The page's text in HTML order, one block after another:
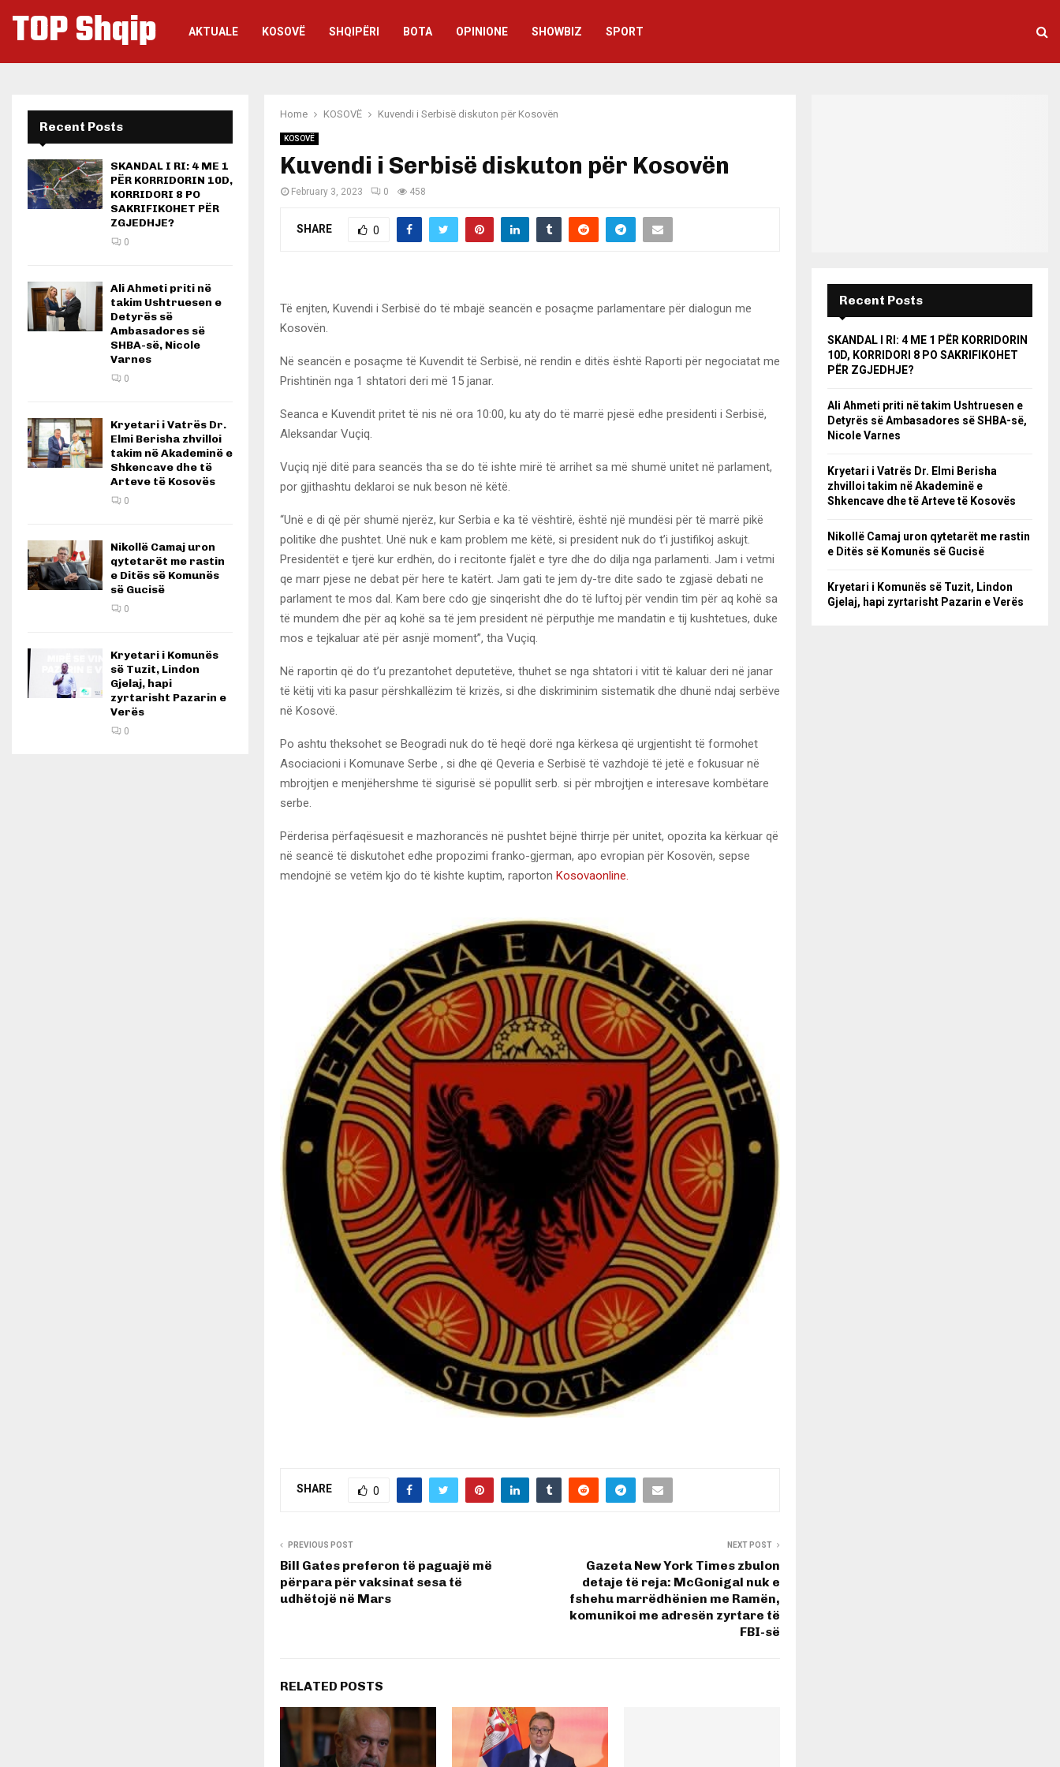
TOP Shqip AKTUALE KOSOVË SHQIPËRI BOTA OPINIONE SHOWBIZ SPORT
Home KOSOVË Kuvendi i Serbisë diskuton për Kosovën
KOSOVË
Kuvendi i Serbisë diskuton për Kosovën
February 3, 2023 0 458
SHARE 0
Të enjten, Kuvendi i Serbisë do të mbajë seancën e posaçme parlamentare për dialogun me
Kosovën.
Në seancën e posaçme të Kuvendit të Serbisë, në rendin e ditës është Raporti për negociatat me
Prishtinën nga 1 shtatori deri më 15 janar.
Seanca e Kuvendit pritet të nis në ora 10:00, ku aty do të marrë pjesë edhe presidenti i Serbisë,
Aleksandar Vuçiq.
Vuçiq një ditë para seancës tha se do të ishte mirë të arrihet sa më shumë unitet në parlament,
por gjithashtu deklaroi se nuk beson në këtë.
“Unë e di që për shumë njerëz, kur Serbia e ka të vështirë, është një mundësi për të marrë pikë
politike dhe pushtet. Unë nuk e kam problem me këtë, si president nuk do t’i justifikoj askujt.
Presidentët e tjerë kur erdhën, do i recitonte fjalët e tyre dhe do dilja nga parlamenti. Jam i vetmi
qe marr pjese ne debat për here te katërt. Jam gati te jem dy-tre dite sado te zgjasë debati ne
parlament te mos dal. Kam bere cdo gje sinqerisht dhe do të luftoj për vendin tim për aq kohë sa
të mundem dhe për aq kohë sa të jem president në përputhje me mandatin e tij kushtetues, duke
mos e tejkaluar atë për asnjë moment”, tha Vuçiq.
Në raportin që do t’u prezantohet deputetëve, thuhet se nga shtatori i vitit të kaluar deri në janar
të këtij viti ka pasur përshkallëzim të krizës, si dhe diskriminim sistematik dhe dhunë ndaj serbëve
në Kosovë.
Po ashtu theksohet se Beogradi nuk do të heqë dorë nga kërkesa që urgjentisht të formohet
Asociacioni i Komunave Serbe , si dhe që Qeveria e Serbisë të vazhdojë të jetë e fokusuar në
mbrojtjen e menjëhershme të sigurisë së popullit serb. si për mbrojtjen e interesave kombëtare
serbe.
Përderisa përfaqësuesit e mazhorancës në pushtet bëjnë thirrje për unitet, opozita ka kërkuar që
në seancë të diskutohet edhe propozimi franko-gjerman, apo evropian për Kosovën, sepse
mendojnë se vetëm kjo do të kishte kuptim, raporton Kosovaonline.
SHARE 0
PREVIOUS POST
Bill Gates preferon të paguajë më
përpara për vaksinat sesa të
udhëtojë në Mars
NEXT POST
Gazeta New York Times zbulon
detaje të reja: McGonigal nuk e
fshehu marrëdhënien me Ramën,
komunikoi me adresën zyrtare të
FBI-së
RELATED POSTS
Recent Posts
SKANDAL I RI: 4 ME 1
PËR KORRIDORIN 10D,
KORRIDORI 8 PO
SAKRIFIKOHET PËR
ZGJEDHJE?
0
Ali Ahmeti priti në
takim Ushtruesen e
Detyrës së
Ambasadores së
SHBA-së, Nicole
Varnes
0
Kryetari i Vatrës Dr.
Elmi Berisha zhvilloi
takim në Akademinë e
Shkencave dhe të
Arteve të Kosovës
0
Nikollë Camaj uron
qytetarët me rastin
e Ditës së Komunës
së Gucisë
0
Kryetari i Komunës
së Tuzit, Lindon
Gjelaj, hapi
zyrtarisht Pazarin e
Verës
0
Recent Posts
SKANDAL I RI: 4 ME 1 PËR KORRIDORIN
10D, KORRIDORI 8 PO SAKRIFIKOHET
PËR ZGJEDHJE?
Ali Ahmeti priti në takim Ushtruesen e
Detyrës së Ambasadores së SHBA-së,
Nicole Varnes
Kryetari i Vatrës Dr. Elmi Berisha
zhvilloi takim në Akademinë e
Shkencave dhe të Arteve të Kosovës
Nikollë Camaj uron qytetarët me rastin
e Ditës së Komunës së Gucisë
Kryetari i Komunës së Tuzit, Lindon
Gjelaj, hapi zyrtarisht Pazarin e Verës